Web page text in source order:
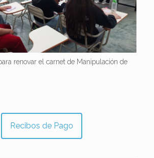
renovar el carnet de Manipulación de
Recibos de Pago